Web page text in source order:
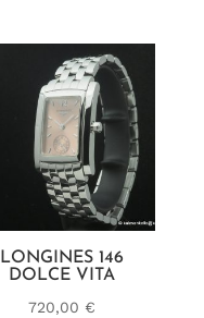
LONGINES 146
DOLCE VITA
720,00 €